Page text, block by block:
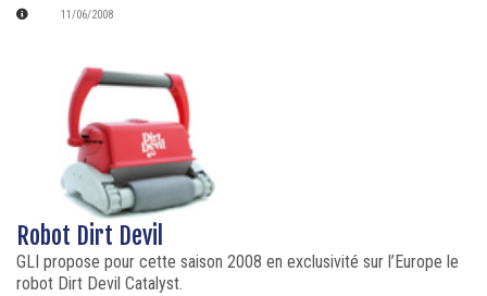
11/06/2008
Robot Dirt Devil
GLI propose pour cette saison 2008 en exclusivité sur l’Europe le
robot Dirt Devil Catalyst.